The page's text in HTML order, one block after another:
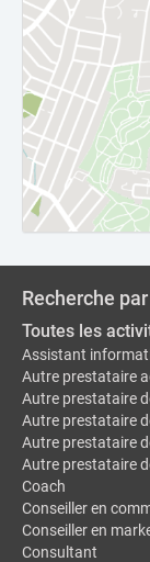
Recherche
Toutes les
Assistant
Autre prestataire
Autre prestataire
Autre prestataire
Autre prestataire
Autre prestataire
Coach
Conseiller en
Conseiller en
Consultant